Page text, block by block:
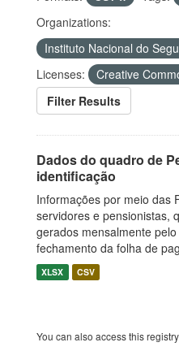
Organizations:
Instituto Nacional do
Licenses:
Creative
Filter Results
Dados do quadro de
identificação
Informações por meio das
servidores e pensionistas,
gerados mensalmente
fechamento da folha de
XLSX CSV
You can also access this